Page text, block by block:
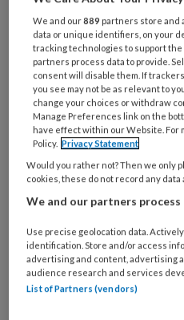
Suïcide
doodsoorzaak
jongvolwassenen
Vorige week meldde het
onder de 30 jaar
voorkomende
jongvolwassen mannen
We and our889 partners store and
data or unique identifiers, on your
tracking technologies to support
partners process data to provide.
consent will disable them. If
you see may not be as relevant to
change your choices or withdraw
Manage Preferences link on the
have effect within our Website. For
Policy. Privacy Statement
Would you rather not? Then we only
cookies, these do not record any data
We and our partners
Use precise geolocation data.
identification. Store and/or access
advertising and content, advertising
audience research and services
List of Partners (vendors)